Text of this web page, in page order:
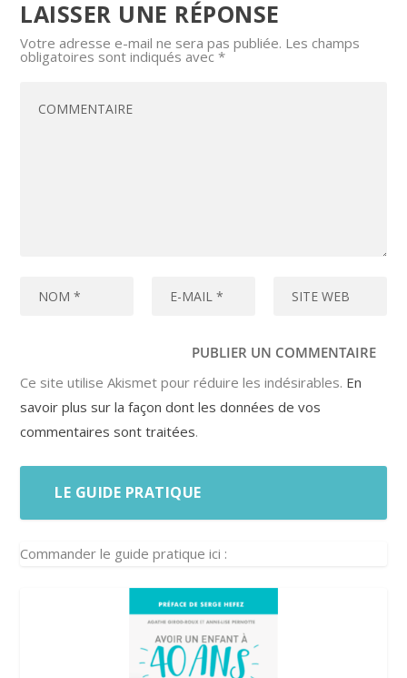
LAISSER UNE RÉPONSE
Votre adresse e-mail ne sera pas publiée. Les champs
obligatoires sont indiqués avec*
Ce site utilise Akismet pour réduire les indésirables. En
savoir plus sur la façon dont les données de vos
commentaires sont traitées.
LE GUIDE PRATIQUE
Commander le guide pratique ici :